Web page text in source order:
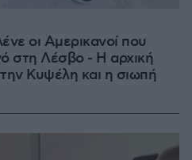
οι Αμερικανοί που
στη Λέσβο - Η αρχική
Κυψέλη και η σιωπή